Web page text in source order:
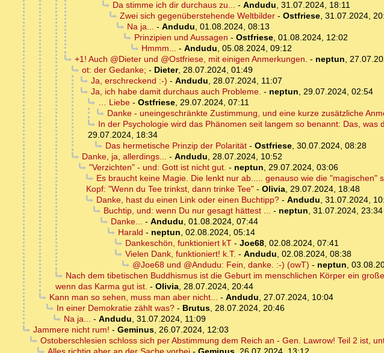
Da stimme ich dir durchaus zu... - Andudu, 31.07.2024, 18:11
Zwei sich gegenüberstehende Weltbilder- Ostfriese, 31.07.2024,
Na ja... - Andudu, 01.08.2024, 08:13
Prinzipien und Aussagen - Ostfriese, 01.08.2024, 12:02
Hmmm... - Andudu, 05.08.2024, 09:12
+1! Auch @Dieter und @Ostfriese, mit einigen Anmerkungen. - neptun,
ot: der Gedanke; - Dieter, 28.07.2024, 01:49
Ja, erschreckend :-) - Andudu, 28.07.2024, 11:07
Ja, ich habe damit durchaus auch Probleme. - neptun, 29.07.2024, 02:54
… Liebe- Ostfriese, 29.07.2024, 07:11
Danke - uneingeschränkte Zustimmung, und eine kurze zusätzliche
In der Psychologie wird das Phänomen seit langem so benannt: Das,
29.07.2024, 18:34
Das hermetische Prinzip der Polarität- Ostfriese, 30.07.2024, 08:28
Danke, ja, allerdings... - Andudu, 28.07.2024, 10:52
"Verzichten" - und: Gott ist nicht gut. - neptun, 29.07.2024, 03:06
Es braucht keine Magie. Die lenkt nur ab..... genauso wie die
Kopf: "Wenn du Tee trinkst, dann trinke Tee" - Olivia, 29.07.2024, 18:48
Danke, hast du einen Link oder einen Buchtipp?- Andudu, 31.07.2024,
Buchtip, und: wenn Du nur gesagt hättest ... - neptun, 31.07.2024, 23:34
Danke... - Andudu, 01.08.2024, 07:44
Harald - neptun, 02.08.2024, 05:14
Dankeschön, funktioniert kT- Joe68, 02.08.2024, 07:41
Vielen Dank, funktioniert! k.T. - Andudu, 02.08.2024, 08:38
@Joe68 und @Andudu: Fein, danke. :-) (owT) - neptun,
Nach dem tibetischen Buddhismus ist die Geburt im menschlichen Körper ein
wenn das Karma gut ist. - Olivia, 28.07.2024, 20:44
Kann man so sehen, muss man aber nicht... - Andudu, 27.07.2024, 10:04
In einer Demokratie zählt was?- Brutus, 28.07.2024, 20:46
Na ja... - Andudu, 31.07.2024, 11:09
Jammere nicht rum! - Geminus, 26.07.2024, 12:03
Ostoberschlesien schloss sich per Abstimmung dem Reich an - Gen. Lawrow! Teil 2 ist,